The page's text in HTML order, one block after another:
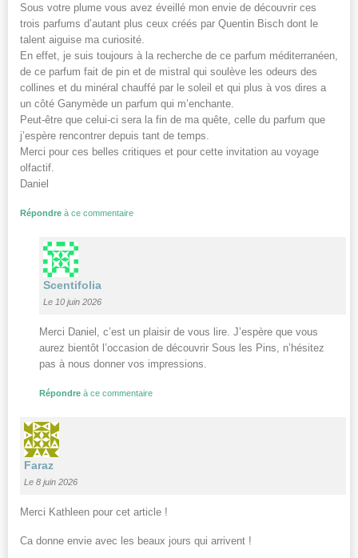
Sous votre plume vous avez éveillé mon envie de découvrir ces
trois parfums d’autant plus ceux créés par Quentin Bisch dont le
talent aiguise ma curiosité.
En effet, je suis toujours à la recherche de ce parfum méditerranéen,
de ce parfum fait de pin et de mistral qui soulève les odeurs des
collines et du minéral chauffé par le soleil et qui plus à vos dires a
un côté Ganymède un parfum qui m’enchante.
Peut-être que celui-ci sera la fin de ma quête, celle du parfum que
j’espère rencontrer depuis tant de temps.
Merci pour ces belles critiques et pour cette invitation au voyage
olfactif.
Daniel
Répondre à ce commentaire
Scentifolia
Le 10 juin 2026
Merci Daniel, c’est un plaisir de vous lire. J’espère que vous
aurez bientôt l’occasion de découvrir Sous les Pins, n’hésitez
pas à nous donner vos impressions.
Répondre à ce commentaire
Faraz
Le 8 juin 2026
Merci Kathleen pour cet article !
Ca donne envie avec les beaux jours qui arrivent !